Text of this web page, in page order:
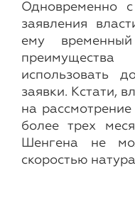
Одновременно
заявления
ему
использовать
заявки. Кстати,
на
более трех
Шенгена не
скоростью